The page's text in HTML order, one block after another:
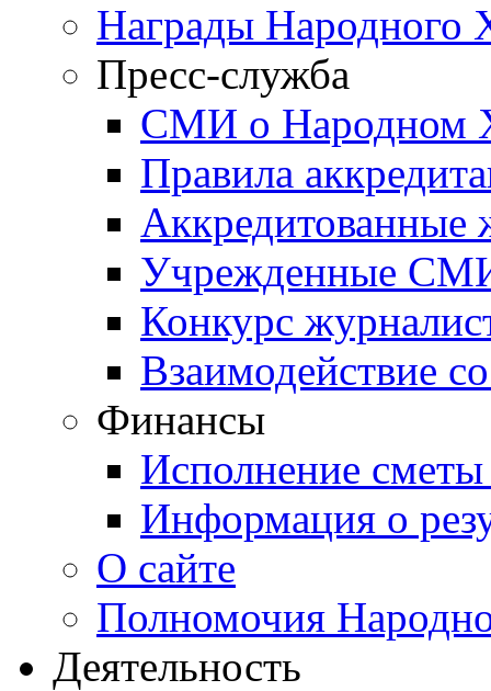
Награды Народного
Пресс-служба
СМИ о Народном
Правила
Учрежденные
Конкурс
Взаимодействие
Финансы
Исполнение сметы
Информация о
О сайте
Полномочия
Деятельность